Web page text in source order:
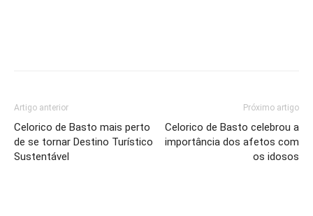
Artigo anterior
Celorico de Basto mais perto
de se tornar Destino Turístico
Sustentável
Próximo artigo
Celorico de Basto celebrou a
importância dos afetos com
os idosos